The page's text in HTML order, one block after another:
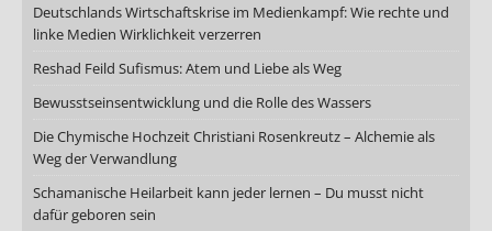
Deutschlands Wirtschaftskrise im Medienkampf: Wie rechte und
linke Medien Wirklichkeit verzerren
Reshad Feild Sufismus: Atem und Liebe als Weg
Bewusstseinsentwicklung und die Rolle des Wassers
Die Chymische Hochzeit Christiani Rosenkreutz – Alchemie als
Weg der Verwandlung
Schamanische Heilarbeit kann jeder lernen – Du musst nicht
dafür geboren sein